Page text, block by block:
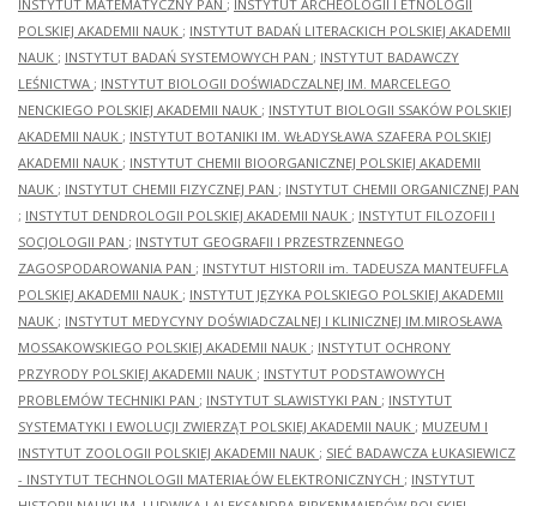
INSTYTUT MATEMATYCZNY PAN ; INSTYTUT ARCHEOLOGII I ETNOLOGII
POLSKIEJ AKADEMII NAUK ; INSTYTUT BADAŃ LITERACKICH POLSKIEJ AKADEMII
NAUK ; INSTYTUT BADAŃ SYSTEMOWYCH PAN ; INSTYTUT BADAWCZY
LEŚNICTWA ; INSTYTUT BIOLOGII DOŚWIADCZALNEJ IM. MARCELEGO
NENCKIEGO POLSKIEJ AKADEMII NAUK ; INSTYTUT BIOLOGII SSAKÓW POLSKIEJ
AKADEMII NAUK ; INSTYTUT BOTANIKI IM. WŁADYSŁAWA SZAFERA POLSKIEJ
AKADEMII NAUK ; INSTYTUT CHEMII BIOORGANICZNEJ POLSKIEJ AKADEMII
NAUK ; INSTYTUT CHEMII FIZYCZNEJ PAN ; INSTYTUT CHEMII ORGANICZNEJ PAN
; INSTYTUT DENDROLOGII POLSKIEJ AKADEMII NAUK ; INSTYTUT FILOZOFII I
SOCJOLOGII PAN ; INSTYTUT GEOGRAFII I PRZESTRZENNEGO
ZAGOSPODAROWANIA PAN ; INSTYTUT HISTORII im. TADEUSZA MANTEUFFLA
POLSKIEJ AKADEMII NAUK ; INSTYTUT JĘZYKA POLSKIEGO POLSKIEJ AKADEMII
NAUK ; INSTYTUT MEDYCYNY DOŚWIADCZALNEJ I KLINICZNEJ IM.MIROSŁAWA
MOSSAKOWSKIEGO POLSKIEJ AKADEMII NAUK ; INSTYTUT OCHRONY
PRZYRODY POLSKIEJ AKADEMII NAUK ; INSTYTUT PODSTAWOWYCH
PROBLEMÓW TECHNIKI PAN ; INSTYTUT SLAWISTYKI PAN ; INSTYTUT
SYSTEMATYKI I EWOLUCJI ZWIERZĄT POLSKIEJ AKADEMII NAUK ; MUZEUM I
INSTYTUT ZOOLOGII POLSKIEJ AKADEMII NAUK ; SIEĆ BADAWCZA ŁUKASIEWICZ
- INSTYTUT TECHNOLOGII MATERIAŁÓW ELEKTRONICZNYCH ; INSTYTUT